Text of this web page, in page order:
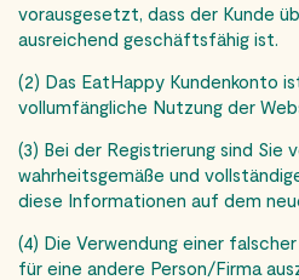
vorausgesetzt, dass der Kunde
ausreichend geschäftsfähig ist.
(2) Das EatHappy Kundenkonto
vollumfängliche Nutzung der
(3) Bei der Registrierung sind Sie
wahrheitsgemäße und
diese Informationen auf dem
(4) Die Verwendung einer
für eine andere Person/Firma